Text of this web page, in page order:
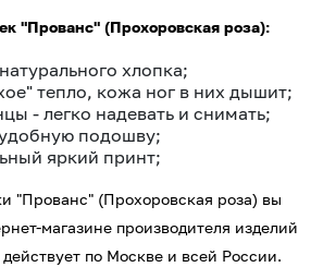
"Прованс" (Прохоровская роза):
хлопка;
тепло, кожа ног в них дышит;
- легко надевать и снимать;
подошву;
яркий принт;
"Прованс" (Прохоровская роза) вы
магазине производителя изделий
по Москве и всей России.